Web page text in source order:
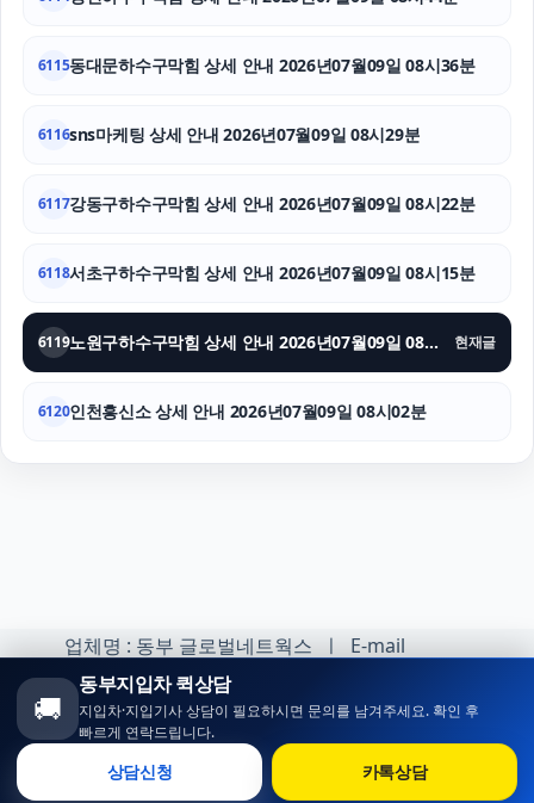
6115동대문하수구막힘 상세 안내 2026년07월09일 08시36분
6116sns마케팅 상세 안내 2026년07월09일 08시29분
6117강동구하수구막힘 상세 안내 2026년07월09일 08시22분
6118서초구하수구막힘 상세 안내 2026년07월09일 08시15분
6119 노원구하수구막힘 상세 안내 2026년07월09일 08시08분 현재글
6120인천흥신소 상세 안내 2026년07월09일 08시02분
업체명 : 동부 글로벌네트웍스 ㅣ E-mail
:minhoh1@naver.com
카카오톡 오픈채팅 :
https://open.kakao.com/o/sqlsXOji
🚚
동부지입차 퀵상담
지입차·지입기사 상담이 필요하시면 문의를 남겨주세요. 확인 후
빠르게 연락드립니다.
상담신청 카톡상담